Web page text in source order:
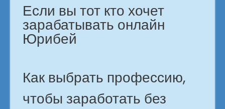
Если вы тот кто хочет
зарабатывать онлайн
Юрибей
Как выбрать профессию,
чтобы заработать без